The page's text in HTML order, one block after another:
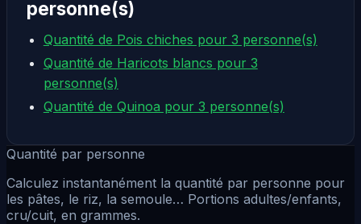
personne(s)
Quantité de Pois chiches pour 3 personne(s)
Quantité de Haricots blancs pour 3
personne(s)
Quantité de Quinoa pour 3 personne(s)
Quantité par personne
Calculez instantanément la quantité par personne pour
les pâtes, le riz, la semoule… Portions adultes/enfants,
cru/cuit, en grammes.